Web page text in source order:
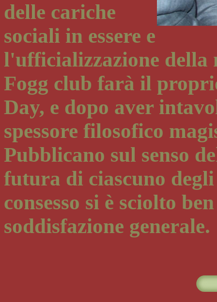
delle cariche
sociali in essere e
l'ufficializzazione della
Fogg club farà il
Day, e dopo aver
spessore filosofico
Pubblicano sul senso
futura di ciascuno
consesso si è sciolto
soddisfazione generale.